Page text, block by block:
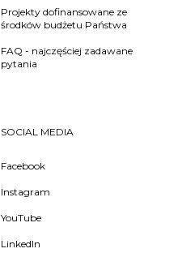
Projekty dofinansowane ze
środków budżetu Państwa
FAQ - najczęściej zadawane
pytania
SOCIAL MEDIA
Facebook
Instagram
YouTube
LinkedIn